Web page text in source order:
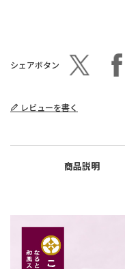
シェアボタン
レビューを書く
商品説明